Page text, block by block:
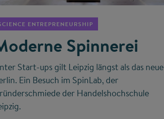
ENTREPRENEURSHIP
Spinnerei
Start-ups gilt Leipzig längst als das neue
Ein Besuch im SpinLab, der
der Handelshochschule